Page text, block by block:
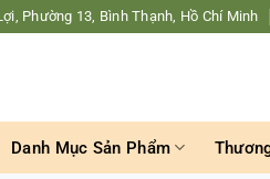
Phường 13, Bình Thạnh, Hồ Chí Minh
Danh Mục Sản Phẩm